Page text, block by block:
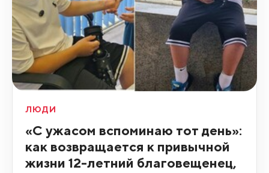
ЛЮДИ
«С ужасом вспоминаю тот день»:
как возвращается к привычной
жизни 12-летний благовещенец,